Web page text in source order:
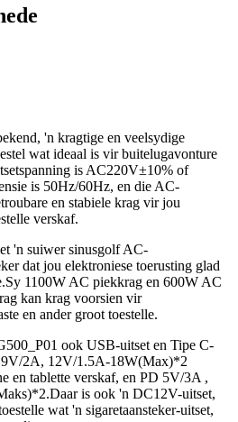
'n kragtige en veelsydige
wat ideaal is vir buitelugavonture
is AC220V±10% of
is 50Hz/60Hz, en die AC-
en stabiele krag vir jou
verskaf.
'n suiwer sinusgolf AC-
dat jou elektroniese toerusting glad
1100W AC piekkrag en 600W AC
kan krag voorsien vir
en ander groot toestelle.
ook USB-uitset en Tipe C-
2A, 12V/1.5A-18W(Max)*2
en tablette verskaf, en PD 5V/3A ,
is ook 'n DC12V-uitset,
wat 'n sigaretaansteker-uitset,